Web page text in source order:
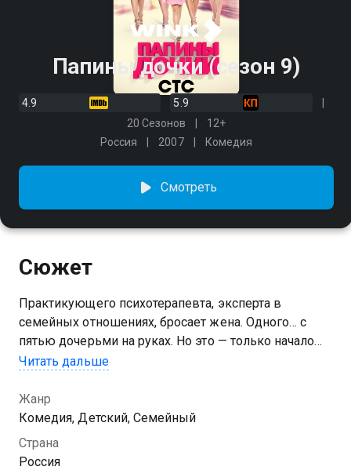
Папины дочки (сезон 9)
4.9
5.9
20 Сезонов
12+
Россия
2007 Комедия
Смотреть
Сюжет
Практикующего психотерапевта, эксперта в
семейных отношениях, бросает жена. Одного… с
пятью дочерьми на руках. Но это — только начало
кошмара. С ним остается теща и куча проблем!
психотерапевт, распугавший всех клиентов
жалобами на жизнь, прокормить семью и снова
найти личное счастье? На горизонте уже появилась
молодая, привлекательная и очень богатая клиентка
Читать дальше
Жанр
Комедия, Детский, Семейный
Страна
Россия